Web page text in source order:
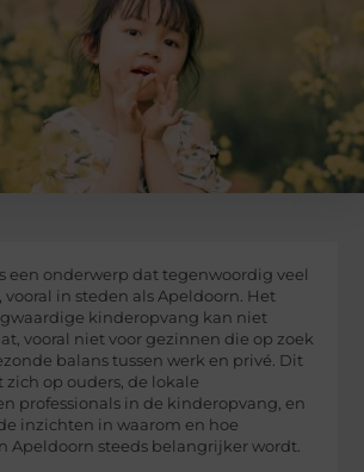
een onderwerp dat tegenwoordig veel
in steden als Apeldoorn. Het
kinderopvang kan niet
vooral niet voor gezinnen die op zoek
balans tussen werk en privé. Dit
op ouders, de lokale
professionals in de kinderopvang, en
inzichten in waarom en hoe
Apeldoorn steeds belangrijker wordt.